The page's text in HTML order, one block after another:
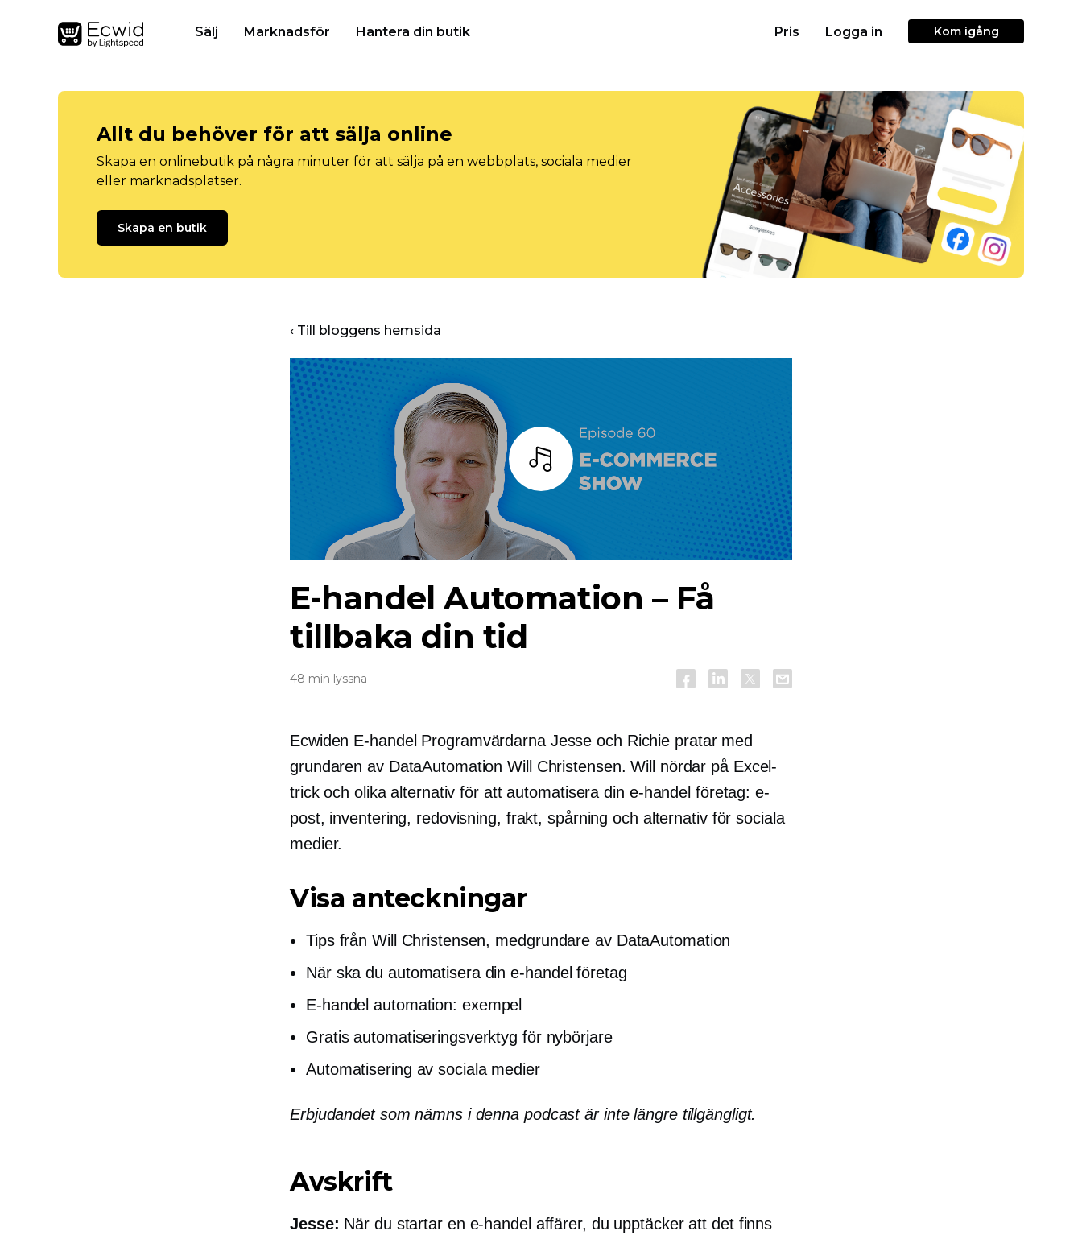
Sälj Marknadsför Hantera din butik Pris Logga in Kom igång
Allt du behöver för att sälja online
Skapa en onlinebutik på några minuter för att sälja på en webbplats, sociala medier
eller marknadsplatser.
Skapa en butik
‹ Till bloggens hemsida
E-handel Automation – Få
tillbaka din tid
48 min lyssna
Ecwiden E-handelProgramvärdarna Jesse och Richie pratar med
grundaren av DataAutomation Will Christensen. Will nördar på Excel-
trick och olika alternativ för att automatisera din e-handel företag: e-
post, inventering, redovisning, frakt, spårning och alternativ för sociala
medier.
Visa anteckningar
Tips från Will Christensen, medgrundare av DataAutomation
När ska du automatisera dine-handelföretag
E-handel automation: exempel
Gratis automatiseringsverktyg för nybörjare
Automatisering av sociala medier
Erbjudandet som nämns i denna podcast är inte längre tillgängligt.
Avskrift
Jesse: När du startar en e-handelaffärer, du upptäcker att det finns